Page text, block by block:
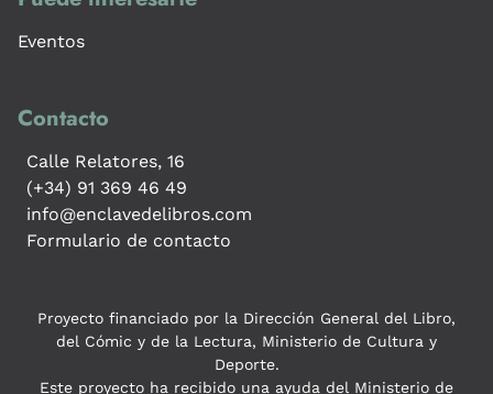
Eventos
Contacto
Calle Relatores, 16
(+34) 91 369 46 49
info@enclavedelibros.com
Formulario de contacto
Proyecto financiado por la Dirección General del Libro,
del Cómic y de la Lectura, Ministerio de Cultura y
Deporte.
Este proyecto ha recibido una ayuda del Ministerio de